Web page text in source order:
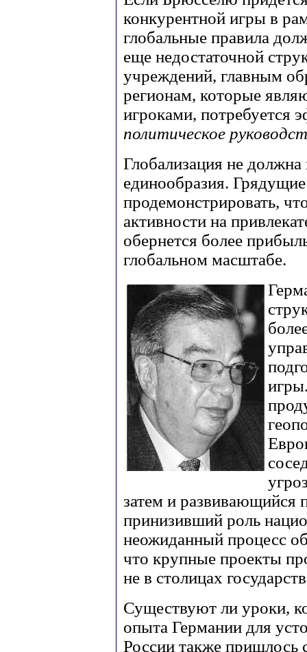
конкурентной игры в
глобальные правила
еще недостаточной
учреждений, главным
регионам, которые
игроками, потребуется
политическое
Глобализация не
единообразия.
продемонстрировать,
активности на
обернется более
глобальном масштабе.
затем и развивающийся
принизивший роль
неожиданный процесс
что крупные проекты
не в столицах
Существуют ли уроки,
опыта Германии для
России также пришлось